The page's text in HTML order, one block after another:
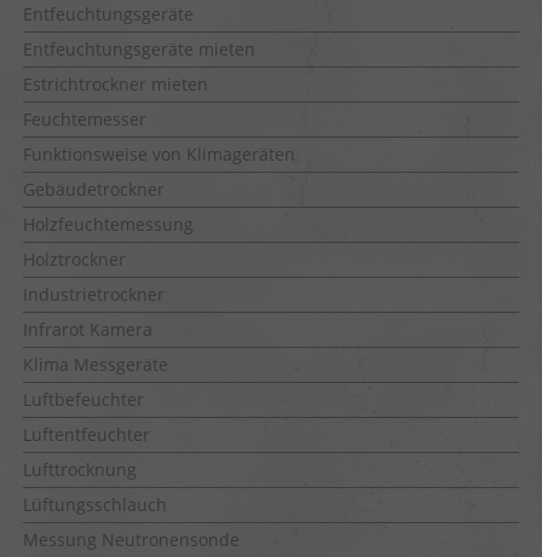
Entfeuchtungsgeräte
Entfeuchtungsgeräte mieten
Estrichtrockner mieten
Feuchtemesser
Funktionsweise von Klimageräten
Gebäudetrockner
Holzfeuchtemessung
Holztrockner
Industrietrockner
Infrarot Kamera
Klima Messgeräte
Luftbefeuchter
Luftentfeuchter
Lufttrocknung
Lüftungsschlauch
Messung Neutronensonde